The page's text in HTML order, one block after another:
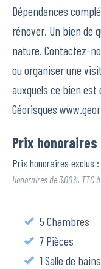
Dépendances
rénover. Un bien de
nature. Contactez-
ou organiser une
auxquels ce bien
Géorisques
Prix
Prix honoraires exclus
Honoraires de 3,00% TTC
5 Chambres
7 Pièces
1 Salle de bains